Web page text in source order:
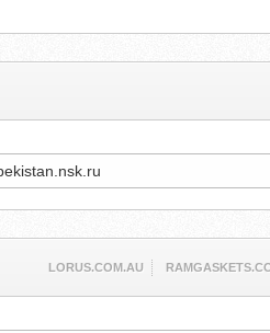
LORUS.COM.AU